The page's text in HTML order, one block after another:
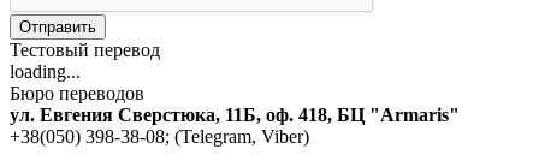
Отправить
Тестовый перевод
loading...
Бюро переводов
ул. Евгения Сверстюка, 11Б, оф. 418, БЦ "Armaris"
+38(050) 398-38-08; (Telegram, Viber)